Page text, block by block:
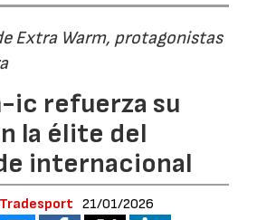
Extra Warm, protagonistas
ic refuerza su
la élite del
internacional
21/01/2026